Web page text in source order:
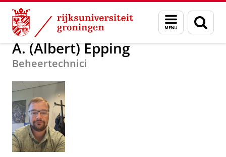
Skip
Content
Skip
Navigation
Menu
en
zoeken
Over ons A. (Albert) Epping
A. (Albert) Epping
Beheertechnici